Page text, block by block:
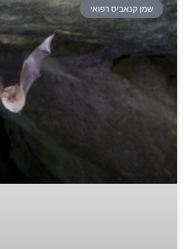
שמן קנאביס רפואי